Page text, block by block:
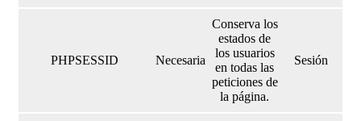
PHPSESSID Necesaria
Conserva los
estados de
los usuarios
en todas las
peticiones de
la página.
Sesión